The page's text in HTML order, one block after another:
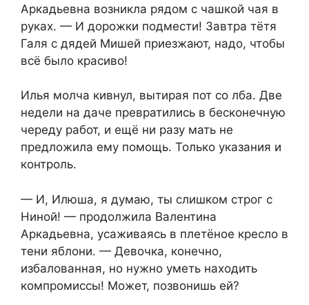
Аркадьевна возникла рядом с чашкой чая в
руках. — И дорожки подмести! Завтра тётя
Галя с дядей Мишей приезжают, надо, чтобы
всё было красиво!
Илья молча кивнул, вытирая пот со лба. Две
недели на даче превратились в бесконечную
череду работ, и ещё ни разу мать не
предложила ему помощь. Только указания и
контроль.
— И, Илюша, я думаю, ты слишком строг с
Ниной! — продолжила Валентина
Аркадьевна, усаживаясь в плетёное кресло в
тени яблони. — Девочка, конечно,
избалованная, но нужно уметь находить
компромиссы! Может, позвонишь ей?